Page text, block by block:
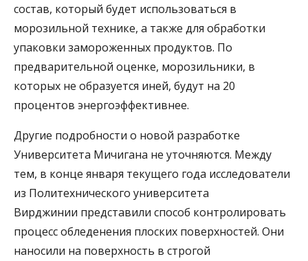
состав, который будет использоваться в
морозильной технике, а также для обработки
упаковки замороженных продуктов. По
предварительной оценке, морозильники, в
которых не образуется иней, будут на 20
процентов энергоэффективнее.
Другие подробности о новой разработке
Университета Мичигана не уточняются. Между
тем, в конце января текущего года исследователи
из Политехнического университета
Вирджинии представили способ контролировать
процесс обледенения плоских поверхностей. Они
наносили на поверхность в строгой